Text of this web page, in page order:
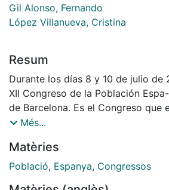
Gil Alonso, Fernando
López Villanueva, Cristina
Resum
Durante los días 8 y 10 de julio de
XII Congreso de la Población
de Barcelona. Es el Congreso que
Población de la Asociación de
edición de este congreso fue
Departamento de Geografía
Més...
Matèries
Població, Espanya, Congressos